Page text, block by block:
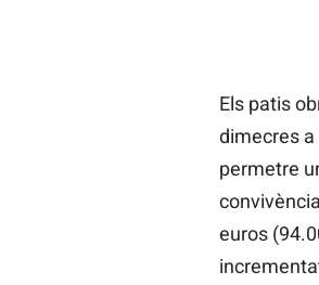
Els patis
dimecres a
permetre
euros